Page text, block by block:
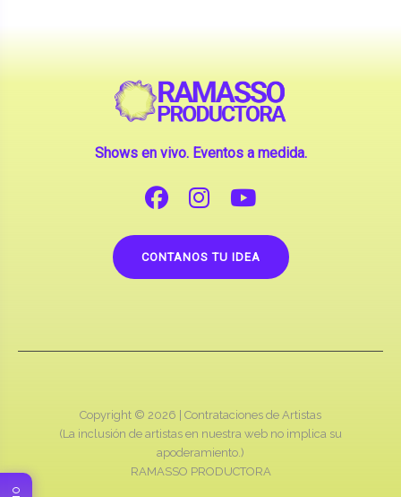
Shows en vivo. Eventos a medida.
CONTANOS TU IDEA
Copyright © 2026 | Contrataciones de Artistas
(La inclusión de artistas en nuestra web no implica su
apoderamiento.)
RAMASSO PRODUCTORA